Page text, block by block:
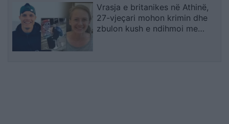
Vrasja e britanikes në Athinë,
27-vjeçari mohon krimin dhe
zbulon kush e ndihmoi me